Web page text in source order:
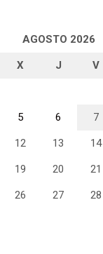
AGOSTO 2026
X J V
5 6 7
12 13 14
19 20 21
26 27 28